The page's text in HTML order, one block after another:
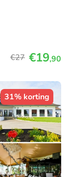
€27 €19,90
31% korting